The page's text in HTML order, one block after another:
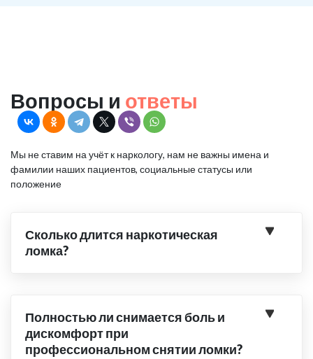
Вопросы и ответы
Мы не ставим на учёт к наркологу, нам не важны имена и
фамилии наших пациентов, социальные статусы или
положение
Сколько длится наркотическая
ломка?
Полностью ли снимается боль и
дискомфорт при
профессиональном снятии ломки?